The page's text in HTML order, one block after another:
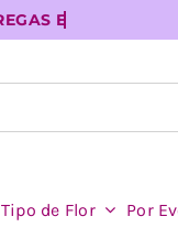
Tipo de Flor Por